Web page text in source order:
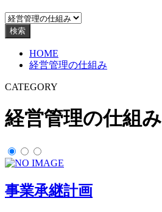
検索
HOME
経営管理の仕組み
CATEGORY
経営管理の仕組み
事業承継計画